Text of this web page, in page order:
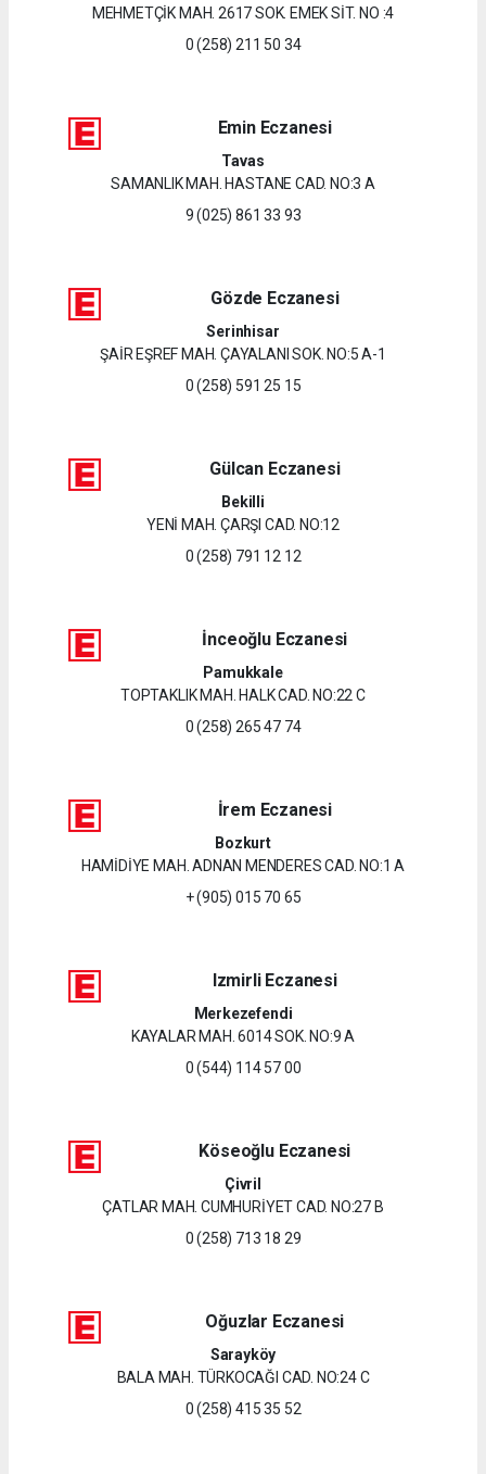
MEHMETÇİK MAH. 2617 SOK. EMEK SİT. NO :4
0 (258) 211 50 34
Emin Eczanesi
Tavas
SAMANLIK MAH. HASTANE CAD. NO:3 A
9 (025) 861 33 93
Gözde Eczanesi
Serinhisar
ŞAİR EŞREF MAH. ÇAYALANI SOK. NO:5 A-1
0 (258) 591 25 15
Gülcan Eczanesi
Bekilli
YENİ MAH. ÇARŞI CAD. NO:12
0 (258) 791 12 12
İnceoğlu Eczanesi
Pamukkale
TOPTAKLIK MAH. HALK CAD. NO:22 C
0 (258) 265 47 74
İrem Eczanesi
Bozkurt
HAMİDİYE MAH. ADNAN MENDERES CAD. NO:1 A
+ (905) 015 70 65
Izmirli Eczanesi
Merkezefendi
KAYALAR MAH. 6014 SOK. NO:9 A
0 (544) 114 57 00
Köseoğlu Eczanesi
Çivril
ÇATLAR MAH. CUMHURİYET CAD. NO:27 B
0 (258) 713 18 29
Oğuzlar Eczanesi
Sarayköy
BALA MAH. TÜRKOCAĞI CAD. NO:24 C
0 (258) 415 35 52